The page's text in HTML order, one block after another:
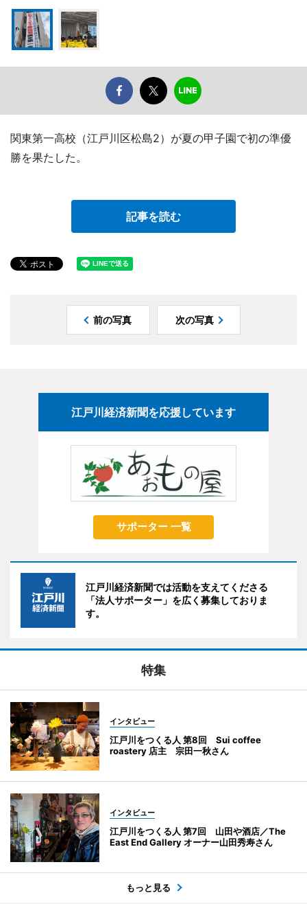
関東第一高校（江戸川区松島2）が夏の甲子園で初の準優
勝を果たした。
記事を読む
前の写真 次の写真
江戸川経済新聞を応援しています
サポーター 一覧
江戸川経済新聞では活動を支えてくださる
「法人サポーター」を広く募集しておりま
す。
特集
インタビュー
江戸川をつくる人 第8回 Sui coffee
roastery 店主 宗田一秋さん
インタビュー
江戸川をつくる人 第7回 山田や酒店／The
East End Gallery オーナー山田秀寿さん
もっと見る